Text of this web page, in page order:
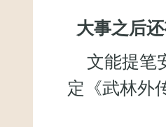
大事之后
文能提笔
定《武林外